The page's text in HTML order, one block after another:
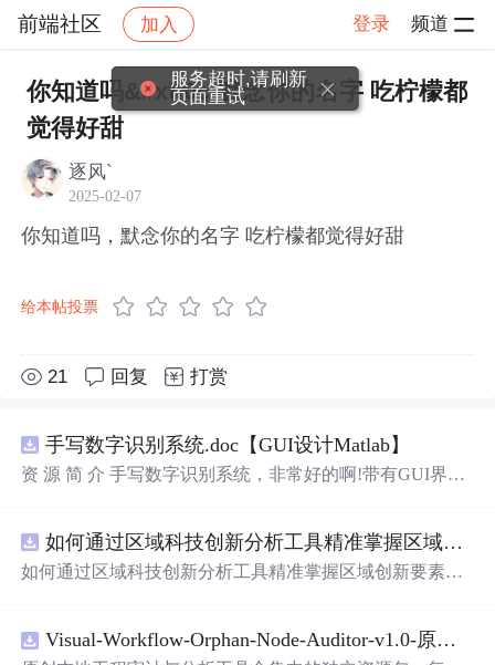
前端社区 加入 登录 频道
社区 前端社区 感慨 帖子详情
你知道吗&#xff0c;默念你的名字 吃柠檬都
觉得好甜
逐风`
2025-02-07
你知道吗，默念你的名字 吃柠檬都觉得好甜
给本帖投票
21 回复 打赏
手写数字识别系统.doc【GUI设计Matlab】
资 源 简 介 手写数字识别系统，非常好的啊!带有GUI界
带有直观的图形用户界面（GUI），非常容易使用。你只
需要将手写数字输入系统，它将立即给出准确的识别结
是一个非常方便和实用的工具，你一定会喜欢它的！
如何通过区域科技创新分析工具精准掌握区域创新要素分布与产业链融合现状？.docx
如何通过区域科技创新分析工具精准掌握区域创新要素分
Visual-Workflow-Orphan-Node-Auditor-v1.0-原创源码与文档.zip
服务超时,请刷新
页面重试